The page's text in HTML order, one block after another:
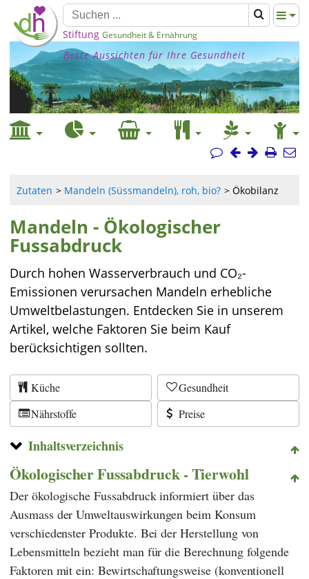
Stiftung Gesundheit & Ernährung
Beste Aussichten für Ihre Gesundheit
Zutaten Mandeln (Süssmandeln), roh, bio? Ökobilanz
Mandeln - Ökologischer
Fussabdruck
Durch hohen Wasserverbrauch und CO₂-
Emissionen verursachen Mandeln erhebliche
Umweltbelastungen. Entdecken Sie in unserem
Artikel, welche Faktoren Sie beim Kauf
berücksichtigen sollten.
Küche
Gesundheit
Nährstoffe
Preise
Inhaltsverzeichnis
Ökologischer Fussabdruck - Tierwohl
Der ökologische Fussabdruck informiert über das
Ausmass der Umweltauswirkungen beim Konsum
verschiedenster Produkte. Bei der Herstellung von
Lebensmitteln bezieht man für die Berechnung folgende
Faktoren mit ein: Bewirtschaftungsweise (konventionell